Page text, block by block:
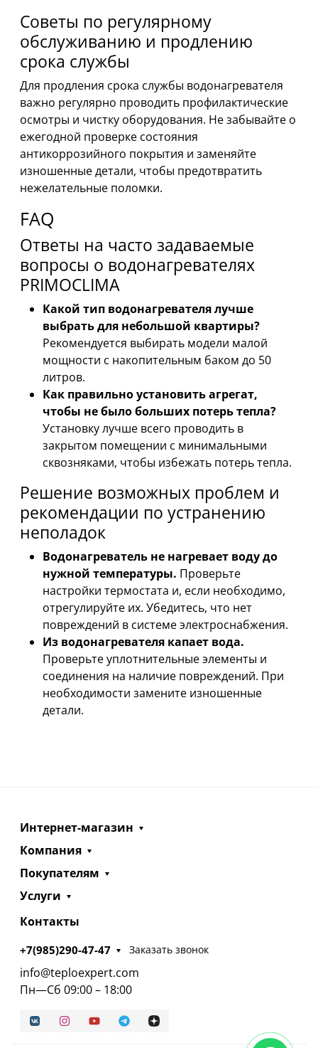
Советы по регулярному
обслуживанию и продлению
срока службы
Для продления срока службы водонагревателя
важно регулярно проводить профилактические
осмотры и чистку оборудования. Не забывайте о
ежегодной проверке состояния
антикоррозийного покрытия и заменяйте
изношенные детали, чтобы предотвратить
нежелательные поломки.
FAQ
Ответы на часто задаваемые
вопросы о водонагревателях
PRIMOCLIMA
Какой тип водонагревателя лучше
выбрать для небольшой квартиры?
Рекомендуется выбирать модели малой
мощности с накопительным баком до 50
литров.
Как правильно установить агрегат,
чтобы не было больших потерь тепла?
Установку лучше всего проводить в
закрытом помещении с минимальными
сквозняками, чтобы избежать потерь тепла.
Решение возможных проблем и
рекомендации по устранению
неполадок
Водонагреватель не нагревает воду до
нужной температуры. Проверьте
настройки термостата и, если необходимо,
отрегулируйте их. Убедитесь, что нет
повреждений в системе электроснабжения.
Из водонагревателя капает вода.
Проверьте уплотнительные элементы и
соединения на наличие повреждений. При
необходимости замените изношенные
детали.
Интернет-магазин
Компания
Покупателям
Услуги
Контакты
+7(985)290-47-47 Заказать звонок
info@teploexpert.com
Пн—Сб 09:00 – 18:00